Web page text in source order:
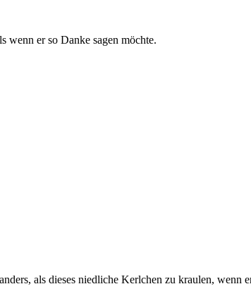
wenn er so Danke sagen möchte.
als dieses niedliche Kerlchen zu kraulen, wenn